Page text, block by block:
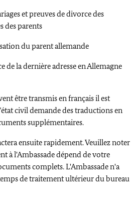
et preuves de divorce des
des parents
du parent allemande
de la dernière adresse en Allemagne
être transmis en français il est
civil demande des traductions en
supplémentaires.
ensuite rapidement. Veuillez noter
à l'Ambassade dépend de votre
complets. L'Ambassade n'a
de traitement ultérieur du bureau